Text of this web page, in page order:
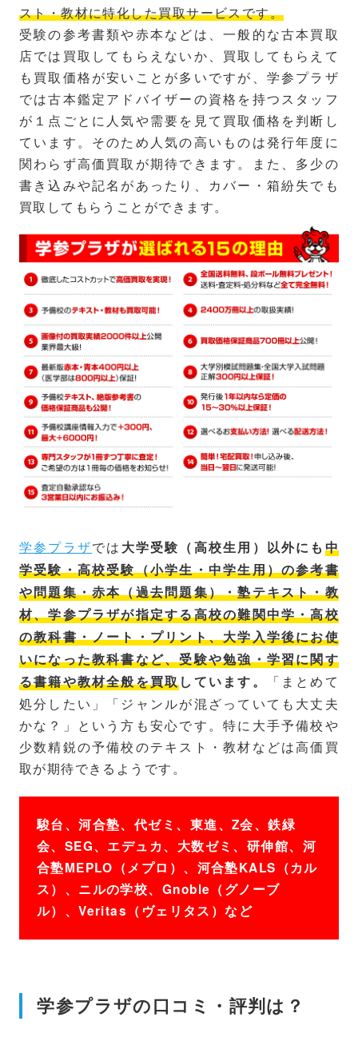
スト・教材に特化した買取サービスです。
受験の参考書類や赤本などは、一般的な古本買取
店では買取してもらえないか、買取してもらえて
も買取価格が安いことが多いですが、学参プラザ
では古本鑑定アドバイザーの資格を持つスタッフ
が１点ごとに人気や需要を見て買取価格を判断し
ています。そのため人気の高いものは発行年度に
関わらず高価買取が期待できます。また、多少の
書き込みや記名があったり、カバー・箱紛失でも
買取してもらうことができます。
学参プラザでは 大学受験（高校生用）以外にも 中
学受験・高校受験（小学生・中学生用）の参考書
や問題集・赤本（過去問題集）・塾テキスト・教
材、学参プラザが指定する高校の難関中学・高校
の教科書・ノート・プリント、大学入学後にお使
いになった教科書など、受験や勉強・学習に関す
る書籍や教材全般を買取しています。
「まとめて
処分したい」「ジャンルが混ざっていても大丈夫
かな？」という方も安心です。特に大手予備校や
少数精鋭の予備校のテキスト・教材などは高価買
取が期待できるようです。
駿台、河合塾、代ゼミ、東進、Z会、鉄緑
会、SEG、エデュカ、大数ゼミ、研伸館、河
合塾MEPLO（メプロ）、河合塾KALS（カル
ス）、ニルの学校、Gnoble（グノーブ
ル）、Veritas（ヴェリタス）など
学参プラザの口コミ・評判は？